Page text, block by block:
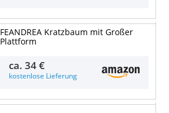
FEANDREA Kratzbaum mit Großer
Plattform
ca.34 €
kostenlose Lieferung